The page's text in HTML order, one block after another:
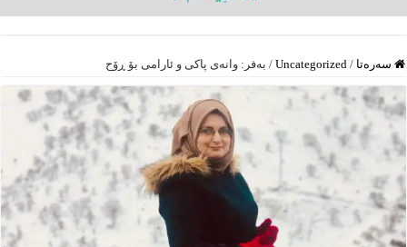
سەرەتا /
Uncategorized
/ بەفر: وانەی پاکی و ئارامی بۆ ڕۆح